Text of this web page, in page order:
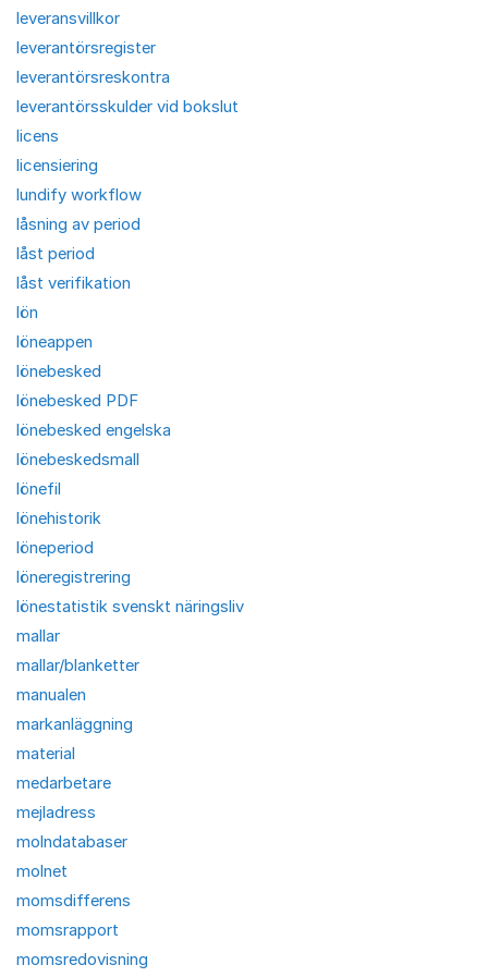
leveransvillkor
leverantörsregister
leverantörsreskontra
leverantörsskulder vid bokslut
licens
licensiering
lundify workflow
låsning av period
låst period
låst verifikation
lön
löneappen
lönebesked
lönebesked PDF
lönebesked engelska
lönebeskedsmall
lönefil
lönehistorik
löneperiod
löneregistrering
lönestatistik svenskt näringsliv
mallar
mallar/blanketter
manualen
markanläggning
material
medarbetare
mejladress
molndatabaser
molnet
momsdifferens
momsrapport
momsredovisning